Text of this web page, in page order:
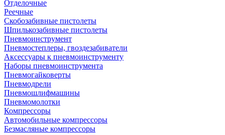
Отделочные
Реечные
Скобозабивные пистолеты
Шпилькозабивные пистолеты
Пневмоинструмент
Пневмостеплеры, гвоздезабиватели
Аксессуары к пневмоинструменту
Наборы пневмоинструмента
Пневмогайковерты
Пневмодрели
Пневмошлифмашины
Пневмомолотки
Компрессоры
Автомобильные компрессоры
Безмасляные компрессоры